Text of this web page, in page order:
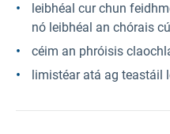
leibhéal cur chun
nó leibhéal an chórais
céim an phróisis
limistéar atá ag teastáil